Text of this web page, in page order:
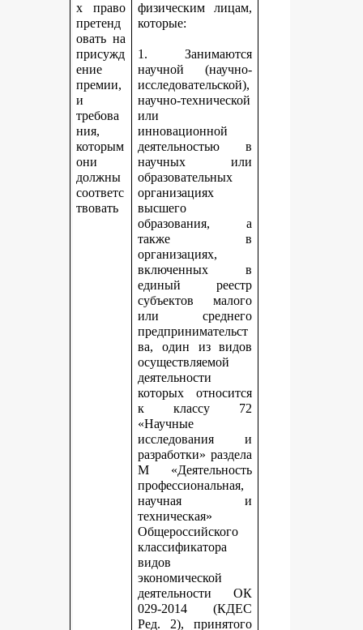
х право
претенд
овать на
присужд
ение
премии,
и
требова
ния,
которым
они
должны
соответс
твовать
физическим лицам,
которые:
1. Занимаются
научной (научно-
исследовательской),
научно-технической
или
инновационной
деятельностью в
научных или
образовательных
организациях
высшего
образования, а
также в
организациях,
включенных в
единый реестр
субъектов малого
или среднего
предпринимательст
ва, один из видов
осуществляемой
деятельности
которых относится
к классу 72
«Научные
исследования и
разработки» раздела
М «Деятельность
профессиональная,
научная и
техническая»
Общероссийского
классификатора
видов
экономической
деятельности ОК
029-2014 (КДЕС
Ред. 2), принятого